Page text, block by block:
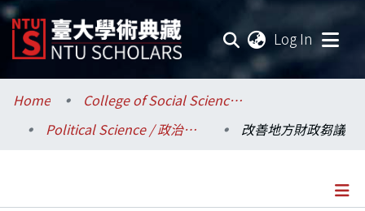
Log In
Communities & Collections
Research Outputs
Home
College of Social Sciences / 社會科學院
Political Science / 政治學系
改善地方財政芻議